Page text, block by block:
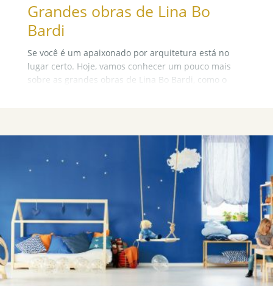
Grandes obras de Lina Bo
Bardi
Se você é um apaixonado por arquitetura está no
lugar certo. Hoje, vamos conhecer um pouco mais
sobre as grandes obras de Lina Bo Bardi, como o